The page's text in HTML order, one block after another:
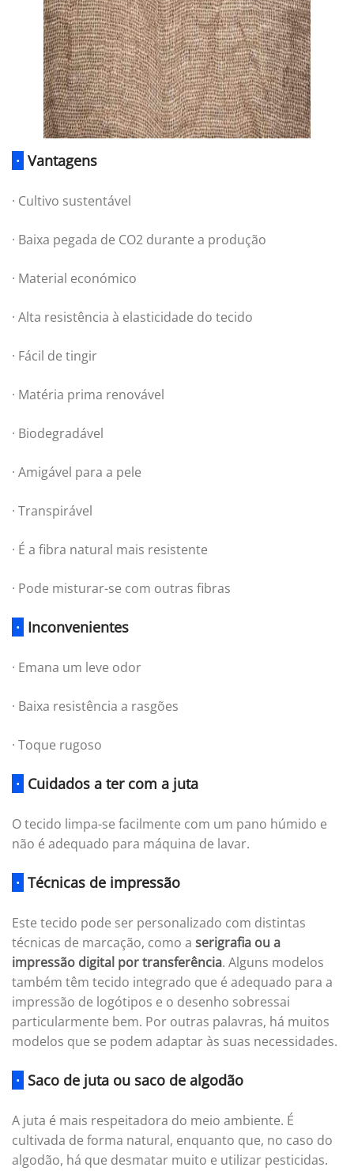
· Vantagens
· Cultivo sustentável
· Baixa pegada de CO2 durante a produção
· Material económico
· Alta resistência à elasticidade do tecido
· Fácil de tingir
· Matéria prima renovável
· Biodegradável
· Amigável para a pele
· Transpirável
· É a fibra natural mais resistente
· Pode misturar-se com outras fibras
· Inconvenientes
· Emana um leve odor
· Baixa resistência a rasgões
· Toque rugoso
· Cuidados a ter com a juta
O tecido limpa-se facilmente com um pano húmido e
não é adequado para máquina de lavar.
· Técnicas de impressão
Este tecido pode ser personalizado com distintas
técnicas de marcação, como a serigrafia ou a
impressão digital por transferência. Alguns modelos
também têm tecido integrado que é adequado para a
impressão de logótipos e o desenho sobressai
particularmente bem. Por outras palavras, há muitos
modelos que se podem adaptar às suas necessidades.
· Saco de juta ou saco de algodão
A juta é mais respeitadora do meio ambiente. É
cultivada de forma natural, enquanto que, no caso do
algodão, há que desmatar muito e utilizar pesticidas.